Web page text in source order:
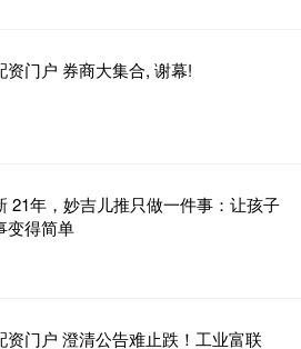
资门户 券商大集合, 谢幕!
21年，妙吉儿推只做一件事：让孩子
变得简单
资门户 澄清公告难止跌！工业富联